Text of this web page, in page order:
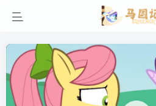
滚动 顶部底部
防止弹幕重叠
同步视频速度